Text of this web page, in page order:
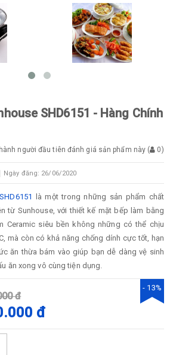
SHD6151 - Hàng Chính
người đầu tiên đánh giá sản phẩm này ( 0)
Ngày đăng: 26/06/2020
là một trong những sản phẩm chất
từ Sunhouse, với thiết kế mặt bếp làm bằng
Ceramic siêu bền không những có thể chịu
mà còn có khả năng chống dính cực tốt, hạn
ăn thừa bám vào giúp bạn dễ dàng vệ sinh
ăn xong vô cùng tiện dụng.
đ
đ
- 13%